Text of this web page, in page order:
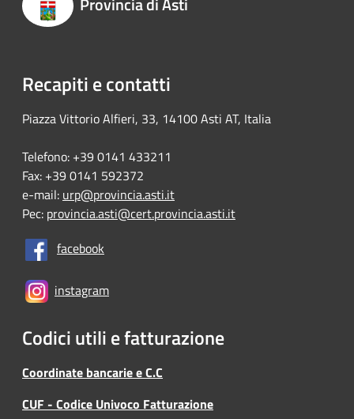
Recapiti e contatti
Piazza Vittorio Alfieri, 33, 14100 Asti AT, Italia
Telefono: +39 0141 433211
Fax: +39 0141 592372
e-mail: urp@provincia.asti.it
Pec: provincia.asti@cert.provincia.asti.it
facebook
instagram
Codici utili e fatturazione
Coordinate bancarie e C.C
CUF - Codice Univoco Fatturazione